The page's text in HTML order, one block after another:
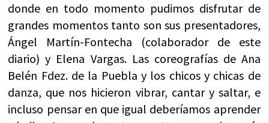
donde en todo momento pudimos disfrutar de
grandes momentos tanto son sus presentadores,
Ángel Martín-Fontecha (colaborador de este
diario) y Elena Vargas. Las coreografías de Ana
Belén Fdez. de la Puebla y los chicos y chicas de
danza, que nos hicieron vibrar, cantar y saltar, e
incluso pensar en que igual deberíamos aprender